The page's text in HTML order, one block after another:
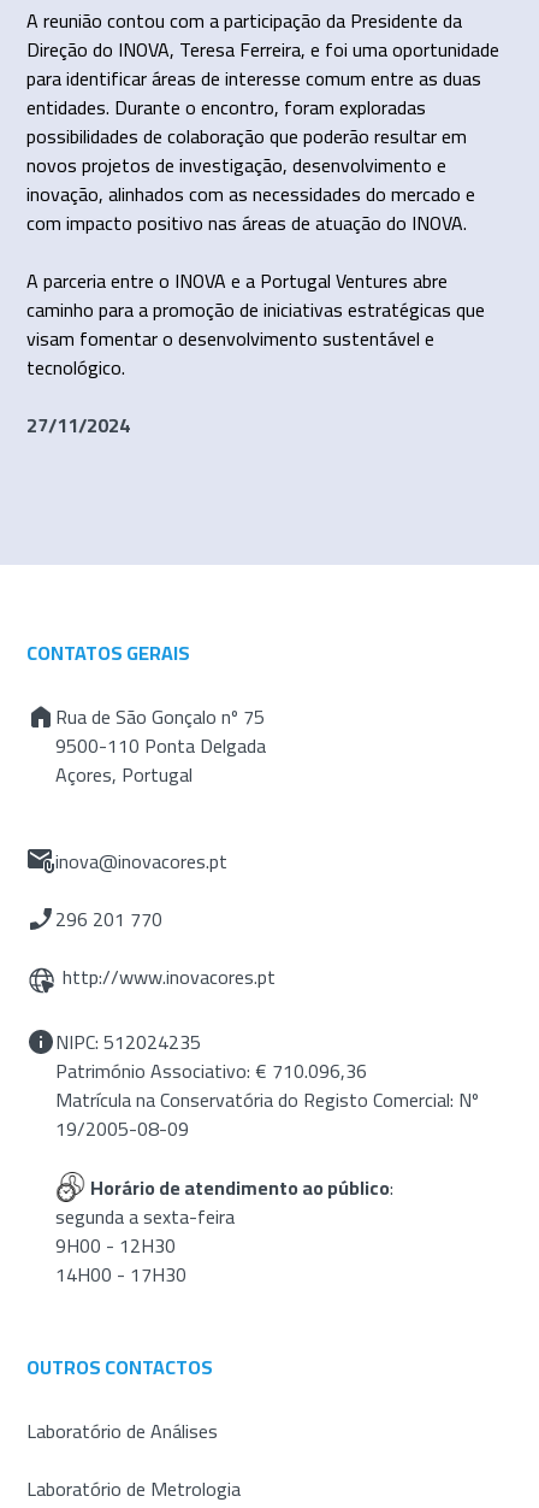
A reunião contou com a participação da Presidente da
Direção do INOVA, Teresa Ferreira, e foi uma oportunidade
para identificar áreas de interesse comum entre as duas
entidades. Durante o encontro, foram exploradas
possibilidades de colaboração que poderão resultar em
novos projetos de investigação, desenvolvimento e
inovação, alinhados com as necessidades do mercado e
com impacto positivo nas áreas de atuação do INOVA.
A parceria entre o INOVA e a Portugal Ventures abre
caminho para a promoção de iniciativas estratégicas que
visam fomentar o desenvolvimento sustentável e
tecnológico.
27/11/2024
CONTATOS GERAIS
Rua de São Gonçalo nº 75
9500-110 Ponta Delgada
Açores, Portugal
inova@inovacores.pt
296 201 770
http://www.inovacores.pt
NIPC: 512024235
Património Associativo: € 710.096,36
Matrícula na Conservatória do Registo Comercial: Nº
19/2005-08-09
Horário de atendimento ao público:
segunda a sexta-feira
9H00 - 12H30
14H00 - 17H30
OUTROS CONTACTOS
Laboratório de Análises
Laboratório de Metrologia